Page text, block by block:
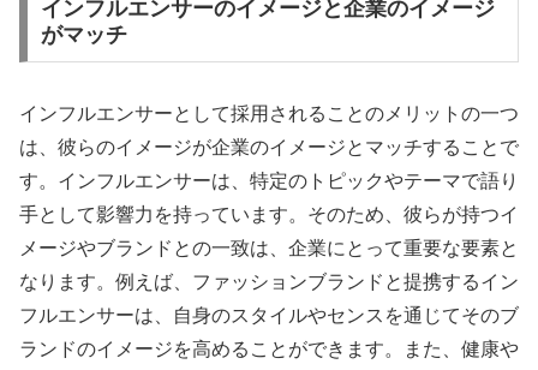
インフルエンサーのイメージと企業のイメージ
がマッチ
インフルエンサーとして採用されることのメリットの一つ
は、彼らのイメージが企業のイメージとマッチすることで
す。インフルエンサーは、特定のトピックやテーマで語り
手として影響力を持っています。そのため、彼らが持つイ
メージやブランドとの一致は、企業にとって重要な要素と
なります。例えば、ファッションブランドと提携するイン
フルエンサーは、自身のスタイルやセンスを通じてそのブ
ランドのイメージを高めることができます。また、健康や